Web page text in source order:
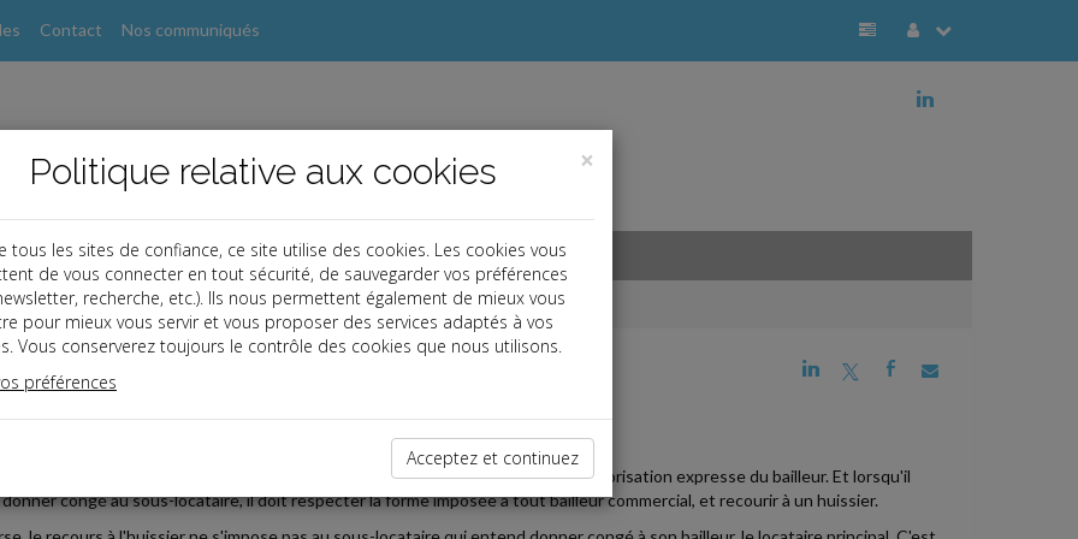
Contact Nos communiqués
j
j a b
12-30
: CONGÉ DU SOUS-LOCATAIRE
régime du bail commercial, le locataire peut sous-louer le bien, sous réserve d'autorisation expresse du bailleur. Et lorsqu'il
congé au sous-locataire, il doit respecter la forme imposée à tout bailleur commercial, et recourir à un huissier.
×
Politique relative aux cookies
tous les sites de confiance, ce site utilise des cookies. Les cookies vous
de vous connecter en tout sécurité, de sauvegarder vos préférences
recherche, etc.). Ils nous permettent également de mieux vous
pour mieux vous servir et vous proposer des services adaptés à vos
Vous conserverez toujours le contrôle des cookies que nous utilisons.
préférences
Acceptez et continuez